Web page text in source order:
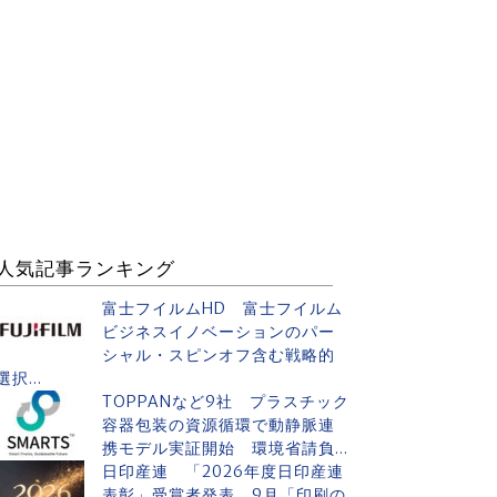
人気記事ランキング
富士フイルムHD 富士フイルム
ビジネスイノベーションのパー
シャル・スピンオフ含む戦略的
択...
TOPPANなど9社 プラスチック
容器包装の資源循環で動静脈連
携モデル実証開始 環境省請負...
日印産連 「2026年度日印産連